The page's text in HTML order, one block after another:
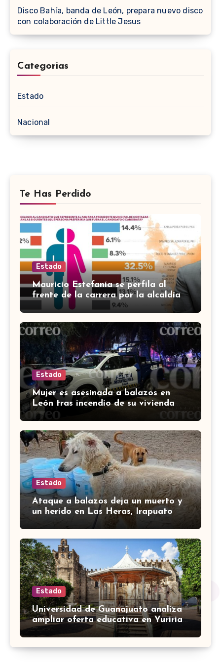
Disco Bahía, banda de León, prepara nuevo disco
con colaboración de Little Jesus
Categorias
Estado
Nacional
Te Has Perdido
Estado
Mauricio Estefanía se perfila al
frente de la carrera por la alcaldía
de Cortazar
Estado
Mujer es asesinada a balazos en
León tras incendio de su vivienda
con bombas molotov
Estado
Ataque a balazos deja un muerto y
un herido en Las Heras, Irapuato
Estado
Universidad de Guanajuato analiza
ampliar oferta educativa en Yuriria
para cubrir demandas de la zona sur